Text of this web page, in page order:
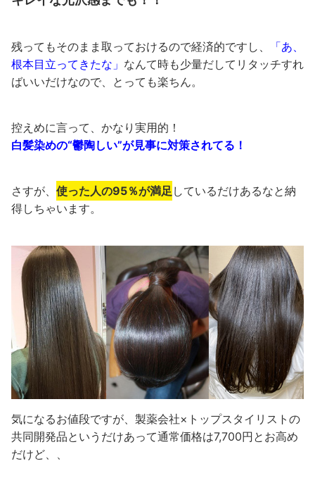
残ってもそのまま取っておけるので経済的ですし、
「あ、
根本目立ってきたな」 なんて時も少量だしてリタッチすれ
ばいいだけなので、とっても楽ちん。
控えめに言って、かなり実用的！
白髪染めの“鬱陶しい”が見事に対策されてる！
さすが、 使った人の95％が満足 しているだけあるなと納
得しちゃいます。
気になるお値段ですが、製薬会社×トップスタイリストの
共同開発品というだけあって通常価格は7,700円とお高め
だけど、、